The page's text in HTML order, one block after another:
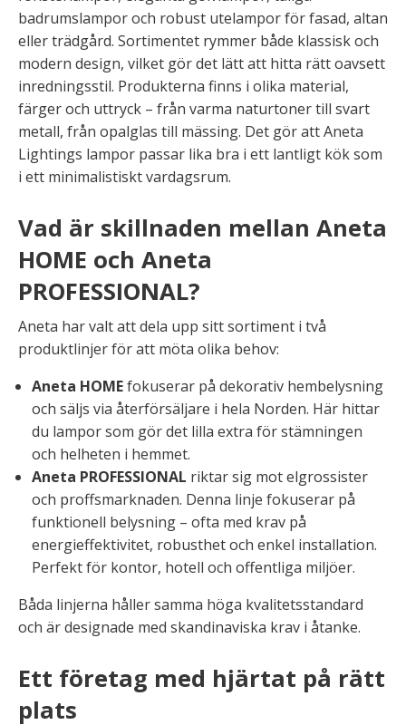
badrumslampor och robust utelampor för fasad, altan
eller trädgård. Sortimentet rymmer både klassisk och
modern design, vilket gör det lätt att hitta rätt oavsett
inredningsstil. Produkterna finns i olika material,
färger och uttryck – från varma naturtoner till svart
metall, från opalglas till mässing. Det gör att Aneta
Lightings lampor passar lika bra i ett lantligt kök som
i ett minimalistiskt vardagsrum.
Vad är skillnaden mellan Aneta
HOME och Aneta
PROFESSIONAL?
Aneta har valt att dela upp sitt sortiment i två
produktlinjer för att möta olika behov:
Aneta HOMEfokuserar på dekorativ hembelysning
och säljs via återförsäljare i hela Norden. Här hittar
du lampor som gör det lilla extra för stämningen
och helheten i hemmet.
Aneta PROFESSIONAL riktar sig mot elgrossister
och proffsmarknaden. Denna linje fokuserar på
funktionell belysning – ofta med krav på
energieffektivitet, robusthet och enkel installation.
Perfekt för kontor, hotell och offentliga miljöer.
Båda linjerna håller samma höga kvalitetsstandard
och är designade med skandinaviska krav i åtanke.
Ett företag med hjärtat på rätt
plats